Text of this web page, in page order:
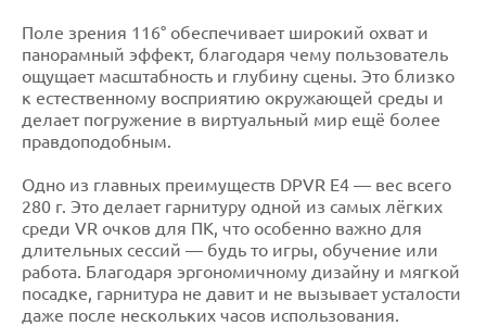
Поле зрения 116° обеспечивает широкий охват и
панорамный эффект, благодаря чему пользователь
ощущает масштабность и глубину сцены. Это близко
к естественному восприятию окружающей среды и
делает погружение в виртуальный мир ещё более
правдоподобным.
Одно из главных преимуществ DPVR E4 — вес всего
280 г. Это делает гарнитуру одной из самых лёгких
среди VR очков для ПК, что особенно важно для
длительных сессий — будь то игры, обучение или
работа. Благодаря эргономичному дизайну и мягкой
посадке, гарнитура не давит и не вызывает усталости
даже после нескольких часов использования.